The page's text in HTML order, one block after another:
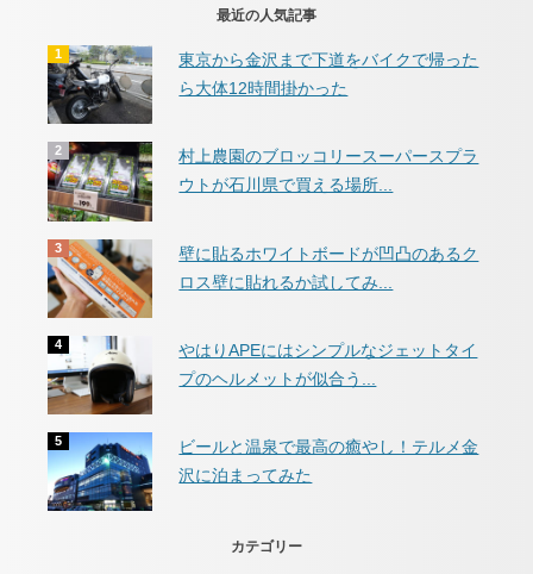
最近の人気記事
東京から金沢まで下道をバイクで帰った
ら大体12時間掛かった
村上農園のブロッコリースーパースプラ
ウトが石川県で買える場所...
壁に貼るホワイトボードが凹凸のあるク
ロス壁に貼れるか試してみ...
やはりAPEにはシンプルなジェットタイ
プのヘルメットが似合う...
ビールと温泉で最高の癒やし！テルメ金
沢に泊まってみた
カテゴリー